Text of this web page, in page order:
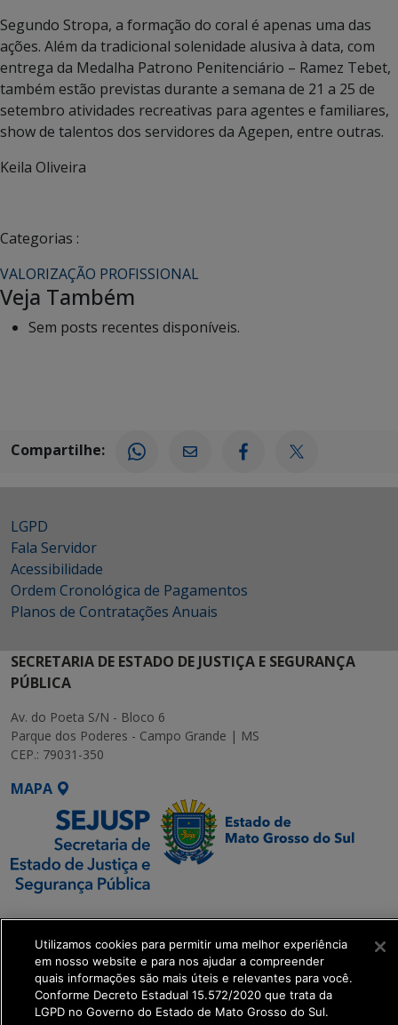
Segundo Stropa, a formação do coral é apenas uma das
ações. Além da tradicional solenidade alusiva à data, com
entrega da Medalha Patrono Penitenciário – Ramez Tebet,
também estão previstas durante a semana de 21 a 25 de
setembro atividades recreativas para agentes e familiares,
show de talentos dos servidores da Agepen, entre outras.
Keila Oliveira
Categorias :
VALORIZAÇÃO PROFISSIONAL
Veja Também
Sem posts recentes disponíveis.
Compartilhe:
LGPD
Fala Servidor
Acessibilidade
Ordem Cronológica de Pagamentos
Planos de Contratações Anuais
SECRETARIA DE ESTADO DE JUSTIÇA E SEGURANÇA
PÚBLICA
Av. do Poeta S/N - Bloco 6
Parque dos Poderes - Campo Grande | MS
CEP.: 79031-350
MAPA
SETDIG | Secretaria-
Executiva de
Transformação Digital
get_footer();
Utilizamos cookies para permitir uma melhor experiência
em nosso website e para nos ajudar a compreender
quais informações são mais úteis e relevantes para você.
Conforme Decreto Estadual 15.572/2020 que trata da
LGPD no Governo do Estado de Mato Grosso do Sul.